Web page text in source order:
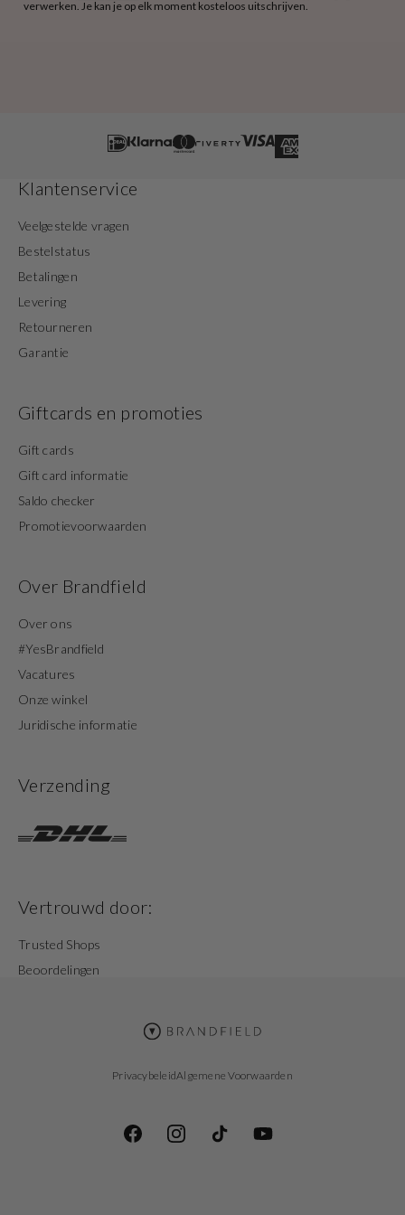
verwerken. Je kan je op elk moment kosteloos uitschrijven.
Klantenservice
Veelgestelde vragen
Bestelstatus
Betalingen
Levering
Retourneren
Garantie
Giftcards en promoties
Gift cards
Gift card informatie
Saldo checker
Promotievoorwaarden
Over Brandfield
Over ons
#YesBrandfield
Vacatures
Onze winkel
Juridische informatie
Verzending
Vertrouwd door:
Trusted Shops
Beoordelingen
PrivacybeleidAlgemene Voorwaarden
FacebookInstagramTikTok YouTube